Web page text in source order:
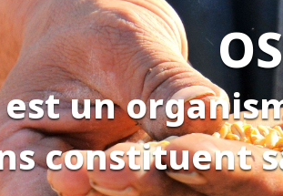
est un
constituent